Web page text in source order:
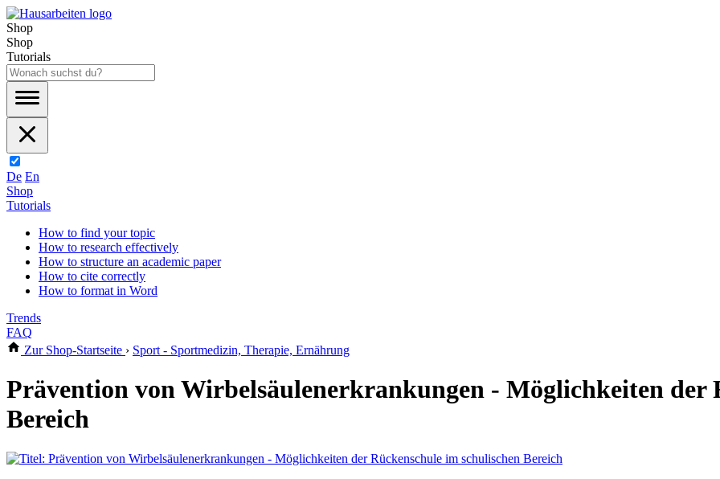
Shop
Shop
Tutorials
De En
Shop
Tutorials
How to find your topic
How to research effectively
How to structure an academic paper
How to cite correctly
How to format in Word
Trends
FAQ
Zur Shop-Startseite › Sport - Sportmedizin, Therapie, Ernährung
Prävention von Wirbelsäulenerkrankungen - Möglichkeiten der
Bereich